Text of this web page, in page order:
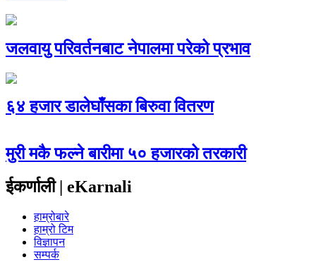
जलवायु परिवर्तनबाट नेपालमा परेको प्रभाव
६४ हजार डालेघाँसका बिरुवा वितरण
मुरी मकै फल्ने बारीमा ५० हजारको तरकारी
ईकर्णाली | eKarnali
हाम्रोबारे
हाम्रो टिम
विज्ञापन
सम्पर्क